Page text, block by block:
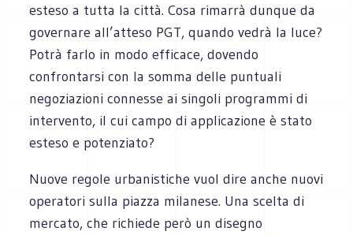
esteso a tutta la città. Cosa rimarrà dunque da
governare all’atteso PGT, quando vedrà la luce?
Potrà farlo in modo efficace, dovendo
confrontarsi con la somma delle puntuali
negoziazioni connesse ai singoli programmi di
intervento, il cui campo di applicazione è stato
esteso e potenziato?
Nuove regole urbanistiche vuol dire anche nuovi
operatori sulla piazza milanese. Una scelta di
mercato, che richiede però un disegno